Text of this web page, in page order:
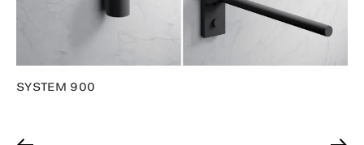
SYSTEM 900